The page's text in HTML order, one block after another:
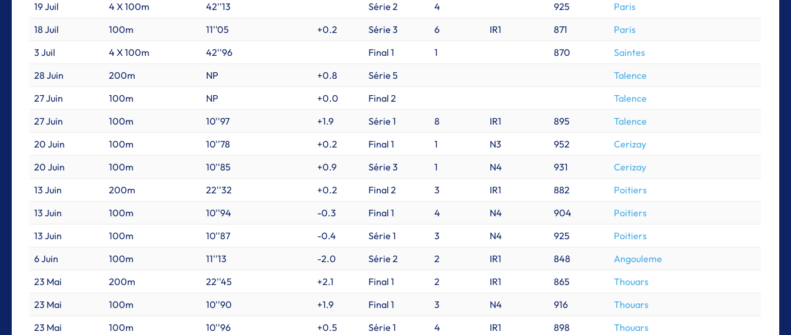
19 Juil 4 X 100m 42''13 Série 2 4 925
Paris
18 Juil
100m 11''05 +0.2 Série 3 6 IR1 871
Paris
3 Juil
4 X 100m 42''96 Final 1 1 870
Saintes
28 Juin
200m NP +0.8 Série 5
Talence
27 Juin
100m NP +0.0 Final 2
Talence
27 Juin
100m 10''97 +1.9 Série 1 8 IR1 895
Talence
20 Juin
100m 10''78 +0.2 Final 1 1 N3 952
Cerizay
20 Juin
100m 10''85 +0.9 Série 3 1 N4 931
Cerizay
13 Juin
200m 22''32 +0.2 Final 2 3 IR1 882
Poitiers
13 Juin
100m 10''94 -0.3 Final 1 4 N4 904
Poitiers
13 Juin
100m 10''87 -0.4 Série 1 3 N4 925
Poitiers
6 Juin
100m 11''13 -2.0 Série 2 2 IR1 848
Angouleme
23 Mai
200m 22''45 +2.1 Final 1 2 IR1 865
Thouars
23 Mai
100m 10''90 +1.9 Final 1 3 N4 916
Thouars
23 Mai
100m 10''96 +0.5 Série 1 4 IR1 898
Thouars